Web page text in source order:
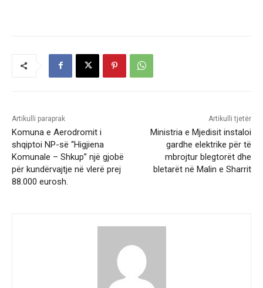
Artikulli paraprak
Komuna e Aerodromit i
shqiptoi NP-së “Higjiena
Komunale – Shkup” një gjobë
për kundërvajtje në vlerë prej
88.000 eurosh.
Artikulli tjetër
Ministria e Mjedisit instaloi
gardhe elektrike për të
mbrojtur blegtorët dhe
bletarët në Malin e Sharrit